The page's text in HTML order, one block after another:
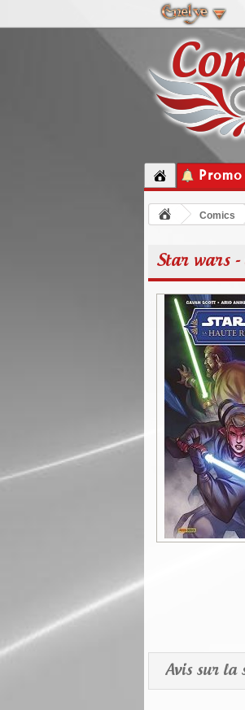
Comics
Star wars -
Avis sur la